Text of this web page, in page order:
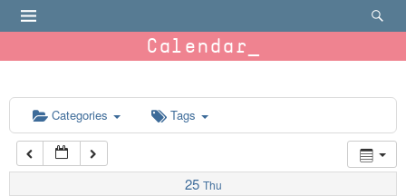
Calendar
Categories Tags
25 Thu
5:00 am
6:00 am
7:00 am